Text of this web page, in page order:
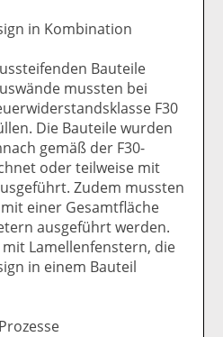
in Kombination
Bauteile
mussten bei
F30
Die Bauteile wurden
gemäß der F30-
oder teilweise mit
Zudem mussten
einer Gesamtfläche
ausgeführt werden.
Lamellenfenstern, die
in einem Bauteil